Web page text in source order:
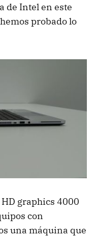
de Intel en este
probado lo
graphics 4000
con
una máquina que